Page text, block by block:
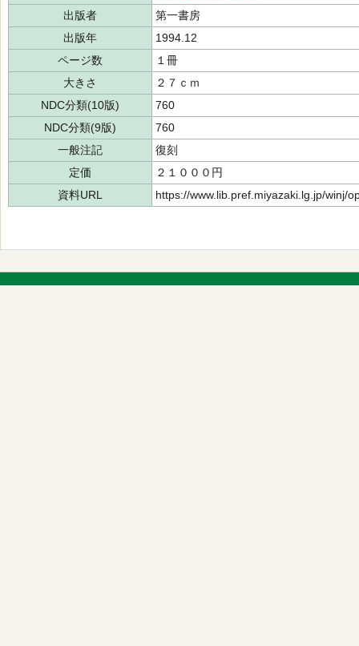
出版者
第一書房
出版年
1994.12
ページ数
１冊
大きさ
２７ｃｍ
NDC分類(10版)
760
NDC分類(9版)
760
一般注記
復刻
定価
２１０００円
資料URL
https://www.lib.pref.miyazaki.lg.jp/winj/